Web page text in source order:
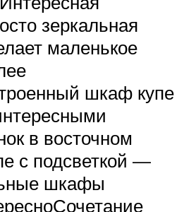
зеркальная
маленькое
шкаф купе
в восточном
с подсветкой —
шкафы